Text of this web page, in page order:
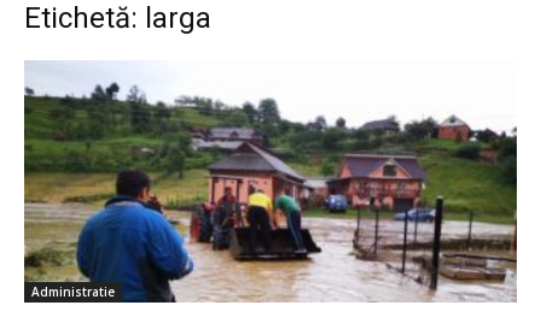
Etichetă: larga
Administratie